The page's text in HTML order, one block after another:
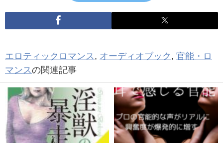
エロティックロマンス オーディオブック
官能・ロ
マンス の関連記事